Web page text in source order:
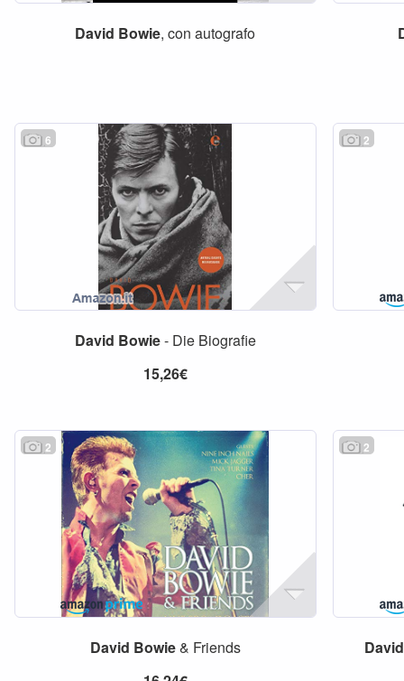
David Bowie, con autografo
6
David Bowie- Die Biografie
15,26€
2
2
David Bowie& Friends
2
David